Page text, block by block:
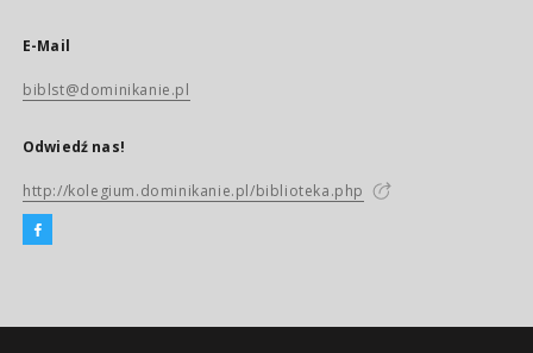
E-Mail
biblst@dominikanie.pl
Odwiedź nas!
http://kolegium.dominikanie.pl/biblioteka.php